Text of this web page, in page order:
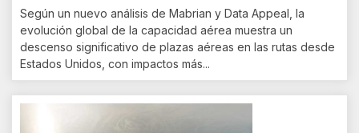
Según un nuevo análisis de Mabrian y Data Appeal, la
evolución global de la capacidad aérea muestra un
descenso significativo de plazas aéreas en las rutas desde
Estados Unidos, con impactos más...